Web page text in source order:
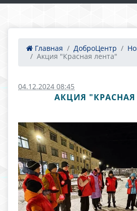
Главная ДоброЦентр
Акция "Красная лента"
04.12.2024 08:45
АКЦИЯ "КРАСНАЯ